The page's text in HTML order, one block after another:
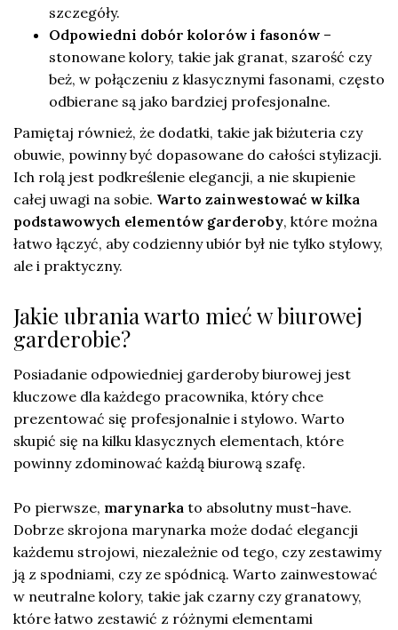
szczegóły.
Odpowiedni dobór kolorów i fasonów –
stonowane kolory, takie jak granat, szarość czy
beż, w połączeniu z klasycznymi fasonami, często
odbierane są jako bardziej profesjonalne.
Pamiętaj również, że dodatki, takie jak biżuteria czy
obuwie, powinny być dopasowane do całości stylizacji.
Ich rolą jest podkreślenie elegancji, a nie skupienie
całej uwagi na sobie. Warto zainwestować w kilka
podstawowych elementów garderoby, które można
łatwo łączyć, aby codzienny ubiór był nie tylko stylowy,
ale i praktyczny.
Jakie ubrania warto mieć w biurowej
garderobie?
Posiadanie odpowiedniej garderoby biurowej jest
kluczowe dla każdego pracownika, który chce
prezentować się profesjonalnie i stylowo. Warto
skupić się na kilku klasycznych elementach, które
powinny zdominować każdą biurową szafę.
Po pierwsze, marynarka to absolutny must-have.
Dobrze skrojona marynarka może dodać elegancji
każdemu strojowi, niezależnie od tego, czy zestawimy
ją z spodniami, czy ze spódnicą. Warto zainwestować
w neutralne kolory, takie jak czarny czy granatowy,
które łatwo zestawić z różnymi elementami